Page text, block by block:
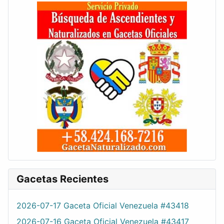
Gacetas Recientes
2026-07-17 Gaceta Oficial Venezuela #43418
2026-07-16 Gaceta Oficial Venezuela #43417